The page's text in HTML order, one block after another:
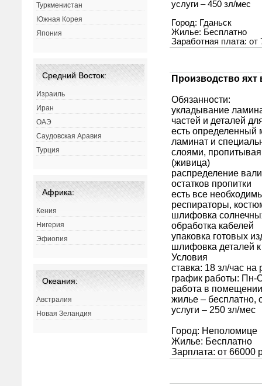
Туркменистан
Южная Корея
Япония
Средний Восток:
Израиль
Иран
ОАЭ
Саудовская Аравия
Турция
Африка:
Кения
Нигерия
Эфиопия
Океания:
Австралия
Новая Зеландия